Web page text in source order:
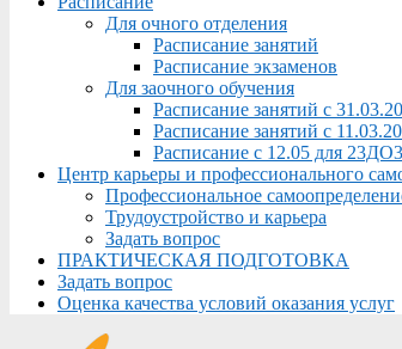
Для очного отделения
Расписание занятий
Расписание экзаменов
Для заочного обучения
Расписание занятий с
Расписание занятий с
Расписание с 12.05 для
Центр карьеры и профессионального
Профессиональное
Трудоустройство и карьера
Задать вопрос
ПРАКТИЧЕСКАЯ ПОДГОТОВКА
Задать вопрос
Оценка качества условий оказания услуг